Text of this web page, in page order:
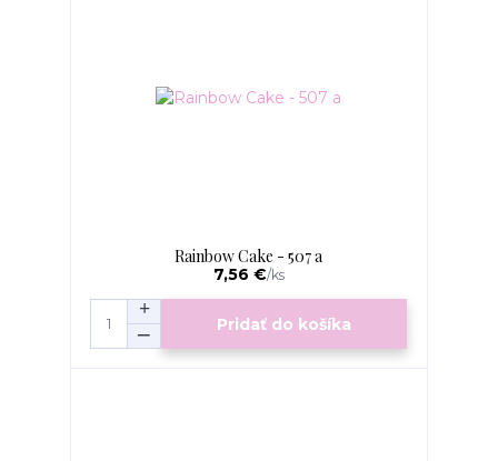
Rainbow Cake - 507 a
7,56 €/ks
Pridať do košíka